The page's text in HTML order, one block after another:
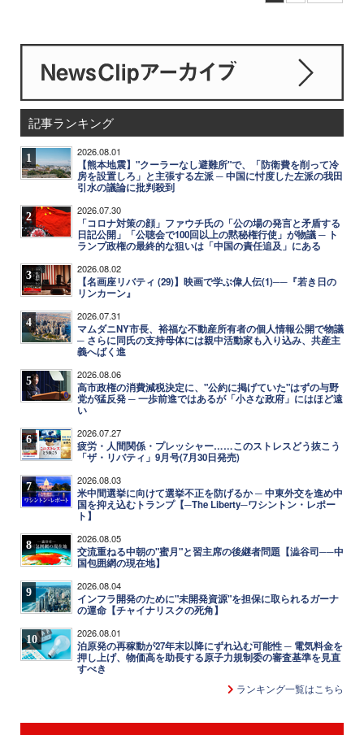
記事ランキング
1 2026.08.01
【熊本地震】"クーラーなし避難所"で、「防衛費を削って冷
房を設置しろ」と主張する左派 ─ 中国に忖度した左派の我田
引水の議論に批判殺到
2 2026.07.30
「コロナ対策の顔」ファウチ氏の「公の場の発言と矛盾する
日記公開」「公聴会で100回以上の黙秘権行使」が物議 ─ ト
ランプ政権の最終的な狙いは「中国の責任追及」にある
3 2026.08.02
【名画座リバティ (29)】映画で学ぶ偉人伝(1)──『若き日の
リンカーン』
4 2026.07.31
マムダニNY市長、裕福な不動産所有者の個人情報公開で物議
─ さらに同氏の支持母体には親中活動家も入り込み、共産主
義へばく進
5 2026.08.06
高市政権の消費減税決定に、"公約に掲げていた"はずの与野
党が猛反発 ─ 一歩前進ではあるが「小さな政府」にはほど遠
い
6 2026.07.27
疲労・人間関係・プレッシャー……このストレスどう抜こう
「ザ・リバティ」9月号(7月30日発売)
7 2026.08.03
米中間選挙に向けて選挙不正を防げるか ─ 中東外交を進め中
国を抑え込むトランプ【─The Liberty─ワシントン・レポー
ト】
8 2026.08.05
交流重ねる中朝の"蜜月"と習主席の後継者問題【澁谷司──中
国包囲網の現在地】
9 2026.08.04
インフラ開発のために"未開発資源"を担保に取られるガーナ
の運命【チャイナリスクの死角】
10 2026.08.01
泊原発の再稼動が27年末以降にずれ込む可能性 ─ 電気料金を
押し上げ、物価高を助長する原子力規制委の審査基準を見直
すべき
ランキング一覧はこちら